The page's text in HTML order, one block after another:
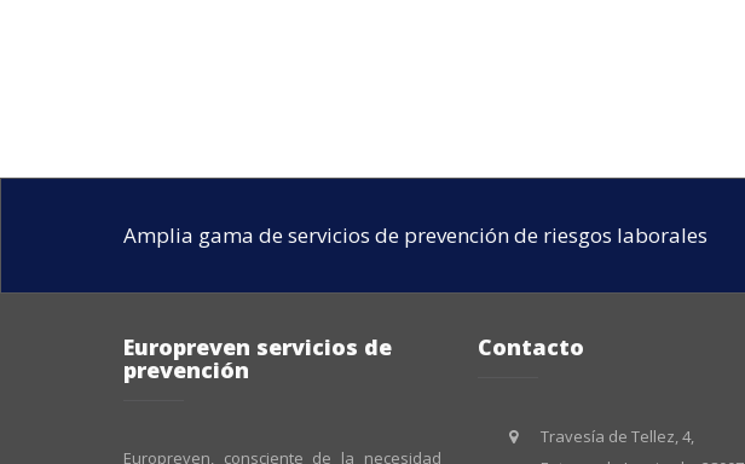
Amplia gama de servicios de prevención de riesgos laborales
Europreven servicios de
prevención
Europreven, consciente de la necesidad
Contacto
Travesía de Tellez, 4,